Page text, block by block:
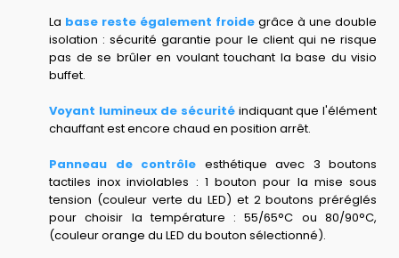
La base reste également froide grâce à une double
isolation : sécurité garantie pour le client qui ne risque
pas de se brûler en voulant touchant la base du visio
buffet.
Voyant lumineux de sécurité indiquant que l'élément
chauffant est encore chaud en position arrêt.
Panneau de contrôle esthétique avec 3 boutons
tactiles inox inviolables : 1 bouton pour la mise sous
tension (couleur verte du LED) et 2 boutons préréglés
pour choisir la température : 55/65°C ou 80/90°C,
(couleur orange du LED du bouton sélectionné).